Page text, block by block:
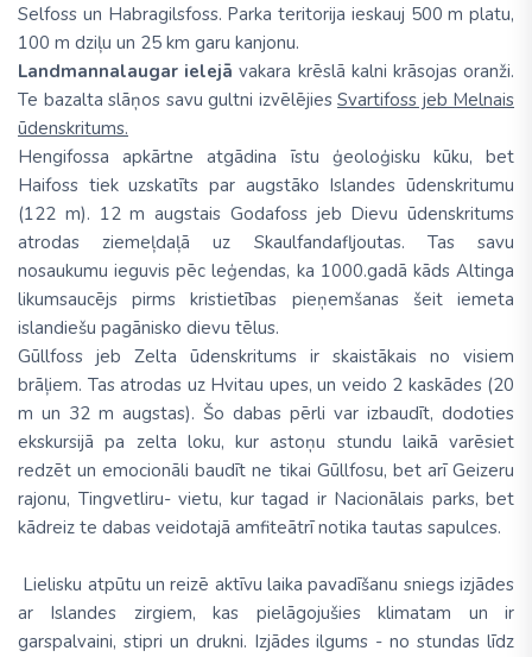
Selfoss un Habragilsfoss. Parka teritorija ieskauj 500 m platu,
100 m dziļu un 25 km garu kanjonu.
Landmannalaugar ielejā vakara krēslā kalni krāsojas oranži.
Te bazalta slāņos savu gultni izvēlējies Svartifoss jeb Melnais
ūdenskritums.
Hengifossa apkārtne atgādina īstu ģeoloģisku kūku, bet
Haifoss tiek uzskatīts par augstāko Islandes ūdenskritumu
(122 m). 12 m augstais Godafoss jeb Dievu ūdenskritums
atrodas ziemeļdaļā uz Skaulfandafljoutas. Tas savu
nosaukumu ieguvis pēc leģendas, ka 1000.gadā kāds Altinga
likumsaucējs pirms kristietības pieņemšanas šeit iemeta
islandiešu pagānisko dievu tēlus.
Gūllfoss jeb Zelta ūdenskritums ir skaistākais no visiem
brāļiem. Tas atrodas uz Hvitau upes, un veido 2 kaskādes (20
m un 32 m augstas). Šo dabas pērli var izbaudīt, dodoties
ekskursijā pa zelta loku, kur astoņu stundu laikā varēsiet
redzēt un emocionāli baudīt ne tikai Gūllfosu, bet arī Geizeru
rajonu, Tingvetliru- vietu, kur tagad ir Nacionālais parks, bet
kādreiz te dabas veidotajā amfiteātrī notika tautas sapulces.
Lielisku atpūtu un reizē aktīvu laika pavadīšanu sniegs izjādes
ar Islandes zirgiem, kas pielāgojušies klimatam un ir
garspalvaini, stipri un drukni. Izjādes ilgums - no stundas līdz